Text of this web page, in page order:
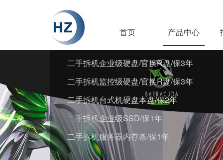
首页 产品中心
二手拆机企业级硬盘/官换R盘/保3年
二手拆机监控级硬盘/官换R盘/保3年
二手拆机台式机硬盘本盘/保2年
二手拆机企业级SSD/保1年
二手拆机服务器内存条/保1年